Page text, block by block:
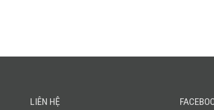
LIÊN HỆ